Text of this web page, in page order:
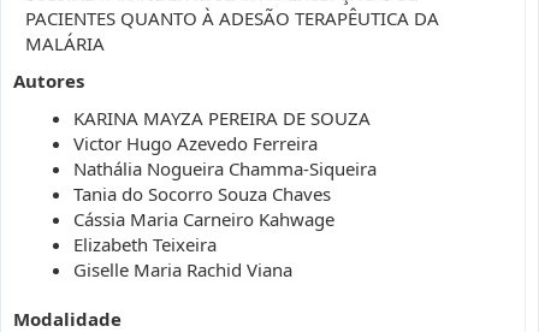
PACIENTES QUANTO À ADESÃO TERAPÊUTICA DA
MALÁRIA
Autores
KARINA MAYZA PEREIRA DE SOUZA
Victor Hugo Azevedo Ferreira
Nathália Nogueira Chamma-Siqueira
Tania do Socorro Souza Chaves
Cássia Maria Carneiro Kahwage
Elizabeth Teixeira
Giselle Maria Rachid Viana
Modalidade